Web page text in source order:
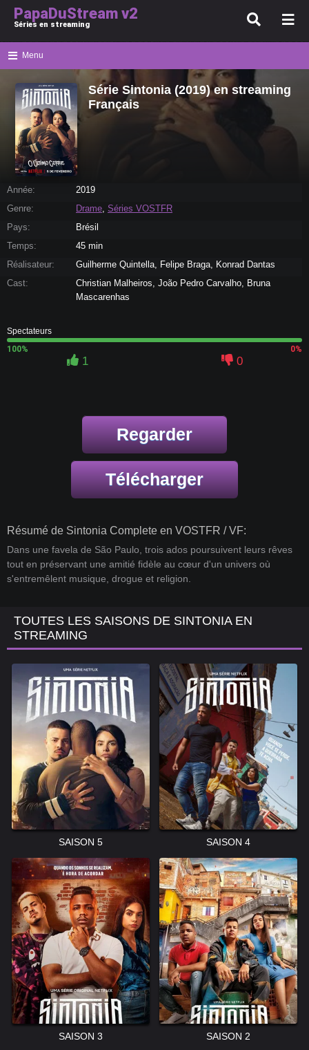
PapaDuStream v2
Séries en streaming
Menu
Série Sintonia (2019) en streaming
Français
Année:
2019
Genre:
Drame, Séries VOSTFR
Pays:
Brésil
Temps:
45 min
Réalisateur:
Guilherme Quintella, Felipe Braga, Konrad Dantas
Cast:
Christian Malheiros, João Pedro Carvalho, Bruna
Mascarenhas
Spectateurs
100%
0%
1 0
Regarder
Télécharger
Résumé de Sintonia Complete en VOSTFR / VF:
Dans une favela de São Paulo, trois ados poursuivent leurs rêves
tout en préservant une amitié fidèle au cœur d'un univers où
s'entremêlent musique, drogue et religion.
TOUTES LES SAISONS DE SINTONIA EN
STREAMING
SAISON 5 SAISON 4
SAISON 3 SAISON 2